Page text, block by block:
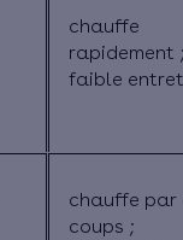
chauffe
rapidement ;
faible
chauffe par
coups ;